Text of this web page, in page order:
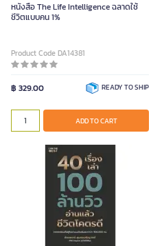
หนังสือ The Life Intelligence ฉลาดใช้
ชีวิตแบบคน 1%
Product Code DA14381
฿ 329.00 READY TO SHIP
ADD TO CART